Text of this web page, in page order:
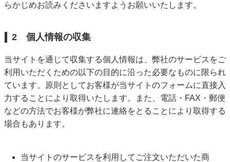
らかじめお読みくださいますようお願いいたします。
2 個人情報の収集
当サイトを通じて収集する個人情報は、弊社のサービスをご
利用いただくための以下の目的に沿った必要なものに限られ
ています。原則としてお客様が当サイトのフォームに直接入
力することにより取得いたします。また、電話・FAX・郵便
などの方法でお客様が弊社に連絡をとることにより取得する
場合もあります。
当サイトのサービスを利用してご注文いただいた商